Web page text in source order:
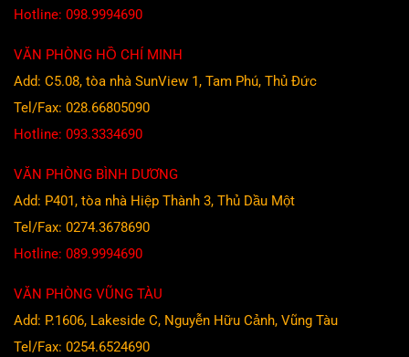
Hotline: 098.9994690
VĂN PHÒNG HỒ CHÍ MINH
Add: C5.08, tòa nhà SunView 1, Tam Phú, Thủ Đức
Tel/Fax: 028.66805090
Hotline: 093.3334690
VĂN PHÒNG BÌNH DƯƠNG
Add: P401, tòa nhà Hiệp Thành 3, Thủ Dầu Một
Tel/Fax: 0274.3678690
Hotline: 089.9994690
VĂN PHÒNG VŨNG TÀU
Add: P.1606, Lakeside C, Nguyễn Hữu Cảnh, Vũng Tàu
Tel/Fax: 0254.6524690